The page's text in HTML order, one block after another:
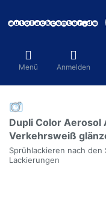
Menü Anmelden
Dupli Color Aerosol
Verkehrsweiß
Sprühlackieren nach
Lackierungen